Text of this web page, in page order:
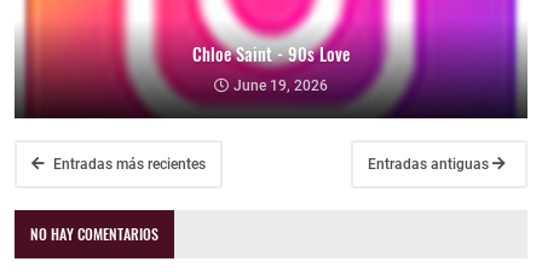
Chloe Saint - 90s Love
June 19, 2026
Entradas más recientes Entradas antiguas
NO HAY COMENTARIOS